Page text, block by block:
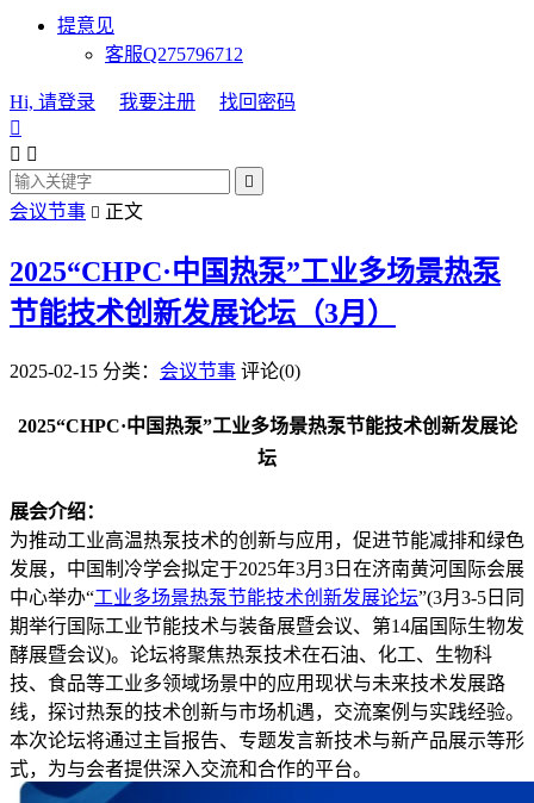
提意见
客服Q275796712
Hi, 请登录 我要注册
找回密码

 

会议节事  正文
2025“CHPC·中国热泵”工业多场景热泵
节能技术创新发展论坛（3月）
2025-02-15 分类： 会议节事 评论(0)
2025“CHPC·中国热泵”工业多场景热泵节能技术创新发展论
坛
展会介绍：
为推动工业高温热泵技术的创新与应用，促进节能减排和绿色
发展，中国制冷学会拟定于2025年3月3日在济南黄河国际会展
中心举办“工业多场景热泵节能技术创新发展论坛”(3月3-5日同
期举行国际工业节能技术与装备展暨会议、第14届国际生物发
酵展暨会议)。论坛将聚焦热泵技术在石油、化工、生物科
技、食品等工业多领域场景中的应用现状与未来技术发展路
线，探讨热泵的技术创新与市场机遇，交流案例与实践经验。
本次论坛将通过主旨报告、专题发言新技术与新产品展示等形
式，为与会者提供深入交流和合作的平台。